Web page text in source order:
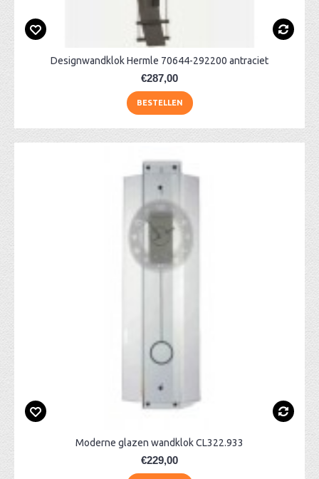
Designwandklok Hermle 70644-292200 antraciet
€287,00
BESTELLEN
Moderne glazen wandklok CL322.933
€229,00